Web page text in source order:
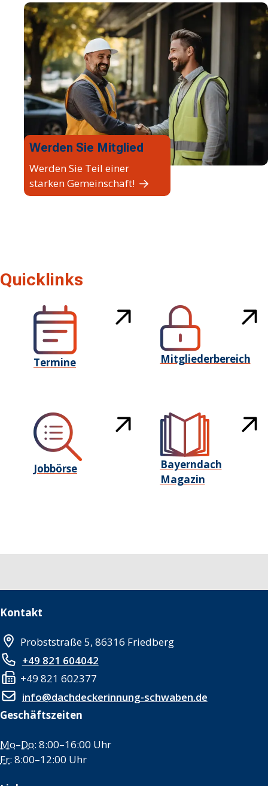
Werden Sie Mitglied
Werden Sie Teil einer
starken Gemeinschaft!
Quicklinks
Termine Mitgliederbereich
Jobbörse
Bayerndach
Magazin
Kontakt
Probststraße 5, 86316 Friedberg
+49 821 604042
+49 821 602377
info@dachdeckerinnung-schwaben.de
Geschäftszeiten
Mo–Do: 8:00–16:00 Uhr
Fr: 8:00–12:00 Uhr